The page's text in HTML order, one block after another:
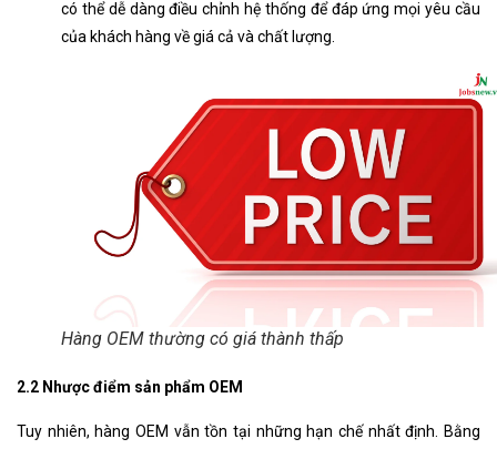
có thể dễ dàng điều chỉnh hệ thống để đáp ứng mọi yêu cầu
của khách hàng về giá cả và chất lượng.
Hàng OEM thường có giá thành thấp
2.2 Nhược điểm sản phẩm OEM
Tuy nhiên, hàng OEM vẫn tồn tại những hạn chế nhất định. Bằng